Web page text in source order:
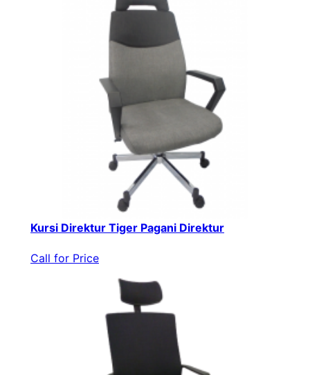
Kursi Direktur Tiger Pagani Direktur
Call for Price